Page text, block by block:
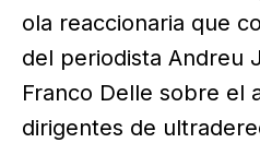
ola reaccionaria que
del periodista Andreu
Franco Delle sobre el
dirigentes de